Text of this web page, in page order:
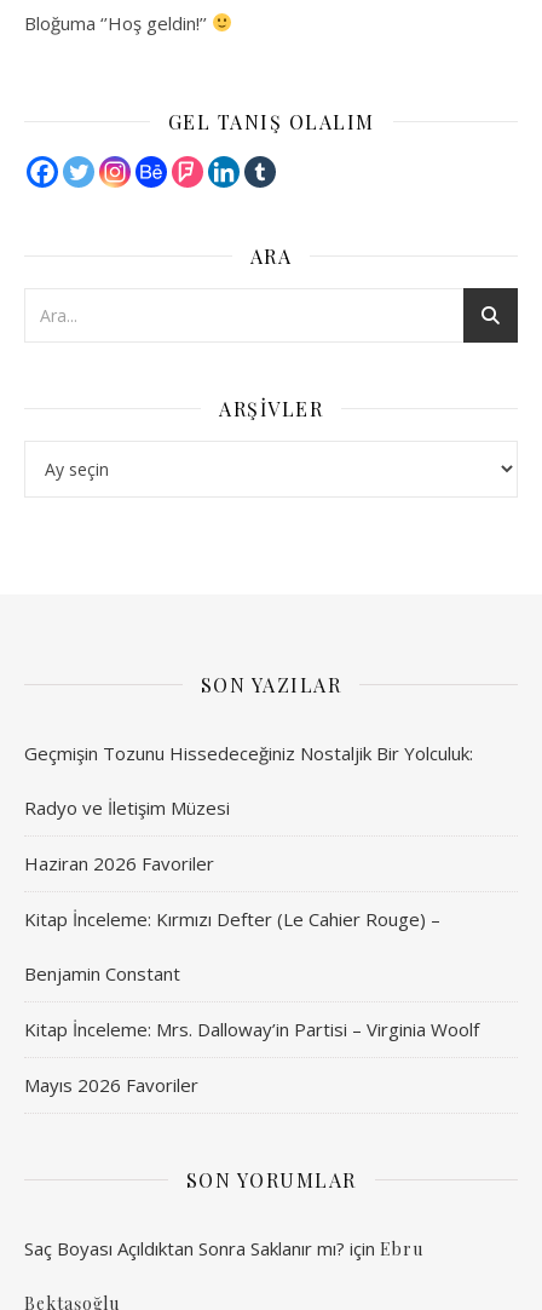
Bloğuma ‘’Hoş geldin!’’
GEL TANIŞ OLALIM
ARA
ARŞIVLER
SON YAZILAR
Geçmişin Tozunu Hissedeceğiniz Nostaljik Bir Yolculuk:
Radyo ve İletişim Müzesi
Haziran 2026 Favoriler
Kitap İnceleme: Kırmızı Defter (Le Cahier Rouge) –
Benjamin Constant
Kitap İnceleme: Mrs. Dalloway’in Partisi – Virginia Woolf
Mayıs 2026 Favoriler
SON YORUMLAR
Saç Boyası Açıldıktan Sonra Saklanır mı? için Ebru
Bektaşoğlu